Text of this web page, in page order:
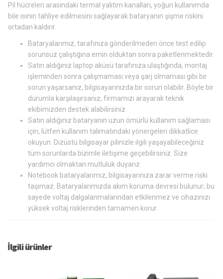
Pil hücreleri arasındaki termal yalıtım kanalları, yoğun kullanımda
bile ısının tahliye edilmesini sağlayarak bataryanın şişme riskini
ortadan kaldırır.
Bataryalarımız, tarafınıza gönderilmeden önce test edilip
sorunsuz çalıştığına emin olduktan sonra paketlenmektedir.
Satın aldığınız laptop aküsü tarafınıza ulaştığında, montaj
işleminden sonra çalışmaması veya şarj olmaması gibi bir
sorun yaşarsanız, bilgisayarınızda bir sorun olabilir. Böyle bir
durumla karşılaşırsanız, firmamızı arayarak teknik
ekibimizden destek alabilirsiniz
Satın aldığınız bataryanın uzun ömürlü kullanım sağlaması
için, lütfen kullanım talimatındaki yönergeleri dikkatlice
okuyun. Dizüstü bilgisayar pilinizle ilgili yaşayabileceğiniz
tüm sorunlarda bizimle iletişime geçebilirsiniz. Size
yardımcı olmaktan mutluluk duyarız.
Notebook bataryalarımız, bilgisayarınıza zarar verme riski
taşımaz. Bataryalarımızda akım koruma devresi bulunur; bu
sayede voltaj dalgalanmalarından etkilenmez ve cihazınızı
yüksek voltaj risklerinden tamamen korur.
İlgili ürünler